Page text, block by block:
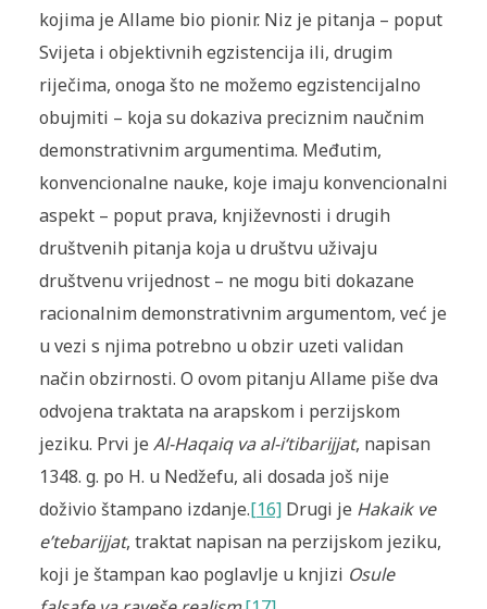
kojima je Allame bio pionir. Niz je pitanja – poput
Svijeta i objektivnih egzistencija ili, drugim
riječima, onoga što ne možemo egzistencijalno
obujmiti – koja su dokaziva preciznim naučnim
demonstrativnim argumentima. Međutim,
konvencionalne nauke, koje imaju konvencionalni
aspekt – poput prava, književnosti i drugih
društvenih pitanja koja u društvu uživaju
društvenu vrijednost – ne mogu biti dokazane
racionalnim demonstrativnim argumentom, već je
u vezi s njima potrebno u obzir uzeti validan
način obzirnosti. O ovom pitanju Allame piše dva
odvojena traktata na arapskom i perzijskom
jeziku. Prvi je Al-Haqaiq va al-i‘tibarijjat, napisan
1348. g. po H. u Nedžefu, ali dosada još nije
doživio štampano izdanje.[16]Drugi je Hakaik ve
e’tebarijjat, traktat napisan na perzijskom jeziku,
koji je štampan kao poglavlje u knjizi Osule